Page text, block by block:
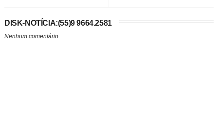
DISK-NOTÍCIA:(55)9 9664.2581
Nenhum comentário